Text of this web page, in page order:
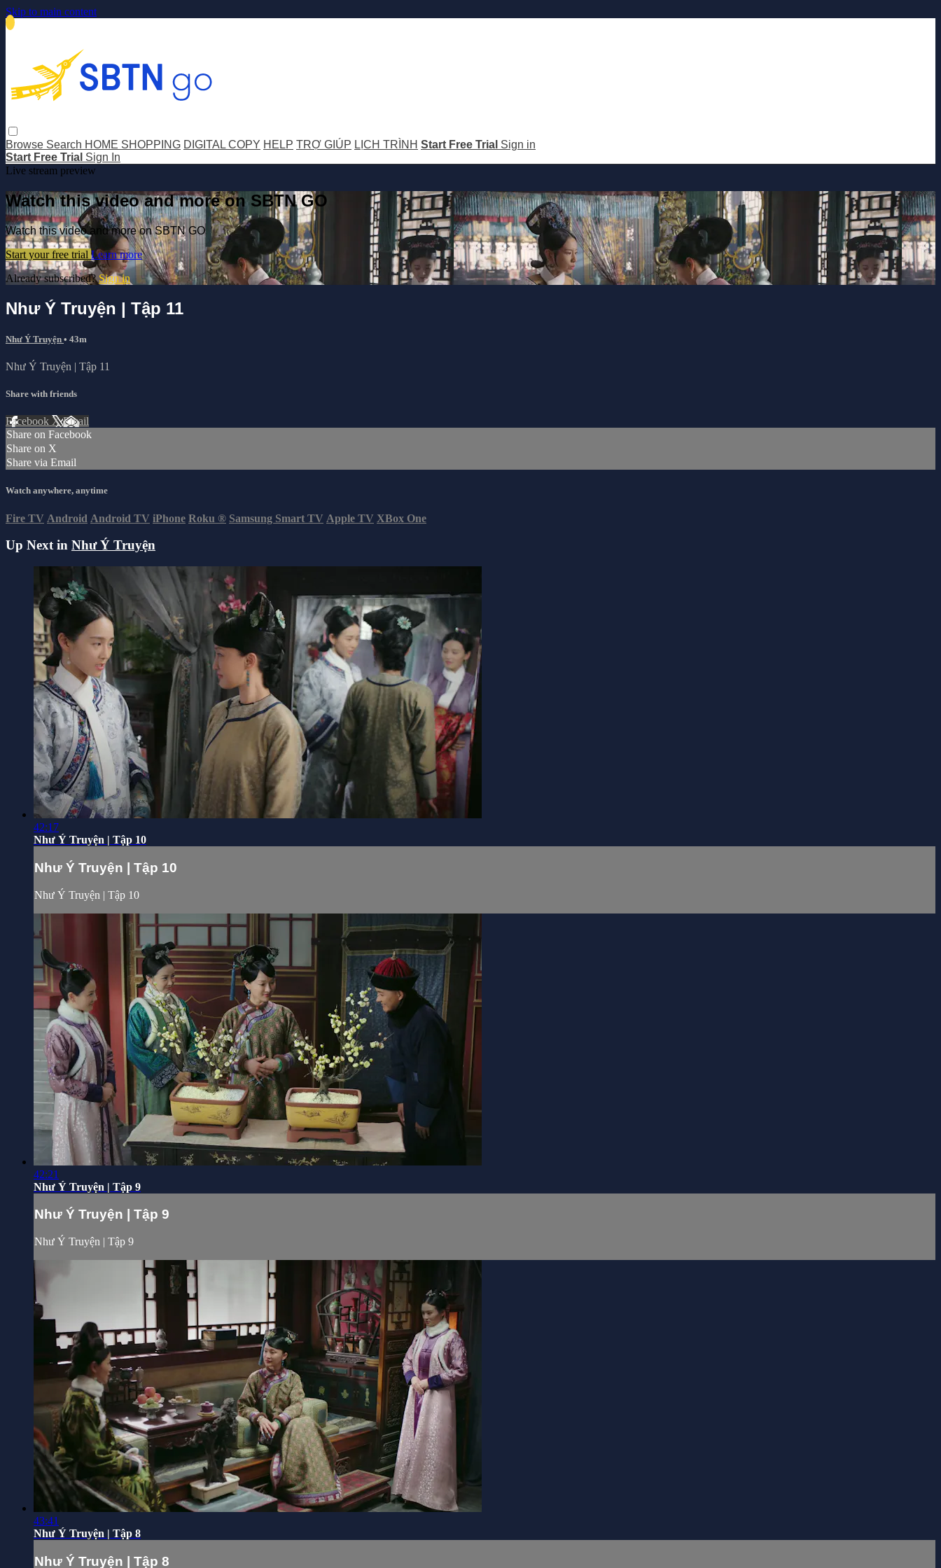
Skip to main content
Browse Search HOME SHOPPING DIGITAL COPY HELP TRỢ GIÚP LỊCH TRÌNH Start Free Trial Sign in
Start Free Trial Sign In
Live stream preview
Watch this video and more on SBTN GO
Watch this video and more on SBTN GO
Start your free trial Learn more
Already subscribed?Sign in
Như Ý Truyện | Tập 11
Như Ý Truyện • 43m
Như Ý Truyện | Tập 11
Share with friends
Facebook XEmail
Share on Facebook
Share on X
Share via Email
Watch anywhere, anytime
Fire TV Android Android TV iPhone Roku ® Samsung Smart TV Apple TV XBox One
Up Next in Như Ý Truyện
42:17
Như Ý Truyện | Tập 10
Như Ý Truyện | Tập 10
Như Ý Truyện | Tập 10
42:21
Như Ý Truyện | Tập 9
Như Ý Truyện | Tập 9
Như Ý Truyện | Tập 9
43:41
Như Ý Truyện | Tập 8
Như Ý Truyện | Tập 8